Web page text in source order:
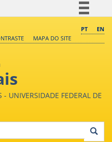
Comunica BR
PT
EN
MAPA DO SITE
UNIVERSIDADE FEDERAL DE